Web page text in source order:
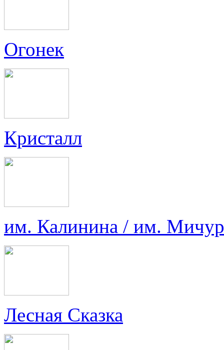
Огонек
Кристалл
им. Калинина / им.
Лесная Сказка